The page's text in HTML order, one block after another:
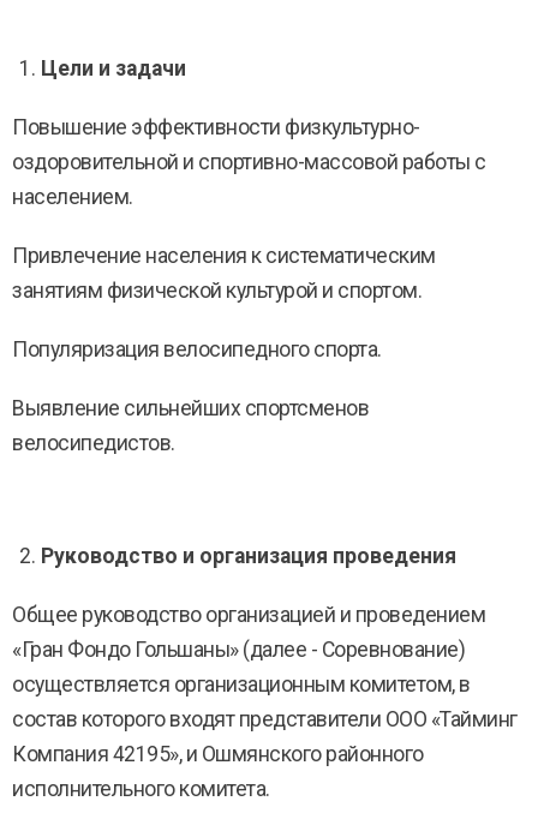
Цели и задачи
Повышение эффективности физкультурно-
оздоровительной и спортивно-массовой работы с
населением.
Привлечение населения к систематическим
занятиям физической культурой и спортом.
Популяризация велосипедного спорта.
Выявление сильнейших спортсменов
велосипедистов.
Руководство и организация проведения
Общее руководство организацией и проведением
«Гран Фондо Гольшаны» (далее - Соревнование)
осуществляется организационным комитетом, в
состав которого входят представители ООО «Тайминг
Компания 42195», и Ошмянского районного
исполнительного комитета.